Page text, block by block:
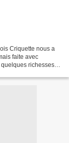
Criquette nous a
faite avec
richesses